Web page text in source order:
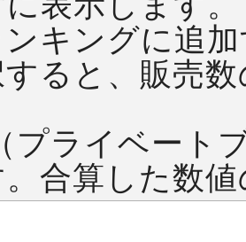
ンキングに追
すると、販売
プライベート
合算した数